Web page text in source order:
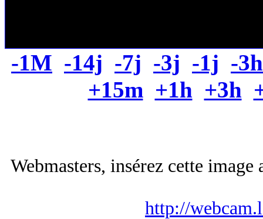
-1M -14j -7j -3j -1j -3h
+15m +1h +3h
Webmasters, insérez cette
http://